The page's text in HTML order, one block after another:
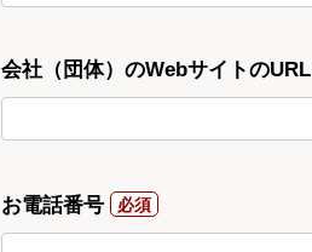
会社（団体）のWebサイトのURL
お電話番号